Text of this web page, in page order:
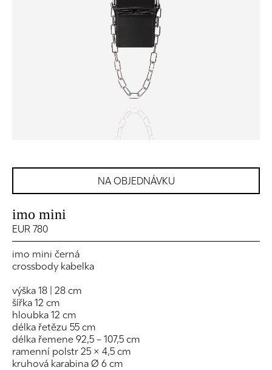
NA OBJEDNÁVKU
imo mini
EUR 780
imo mini černá
crossbody kabelka
výška 18 | 28 cm
šířka 12 cm
hloubka 12 cm
délka řetězu 55 cm
délka řemene 92,5 – 107,5 cm
ramenní polstr 25 × 4,5 cm
kruhová karabina Ø 6 cm